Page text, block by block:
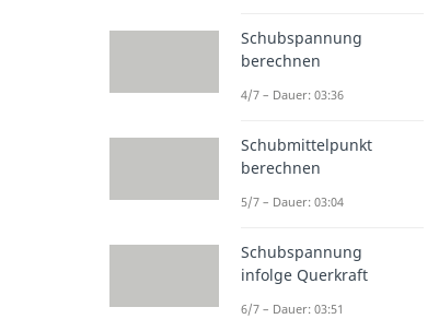
Schubspannung
berechnen
4/7 – Dauer: 03:36
Schubmittelpunkt
berechnen
5/7 – Dauer: 03:04
Schubspannung
infolge Querkraft
6/7 – Dauer: 03:51